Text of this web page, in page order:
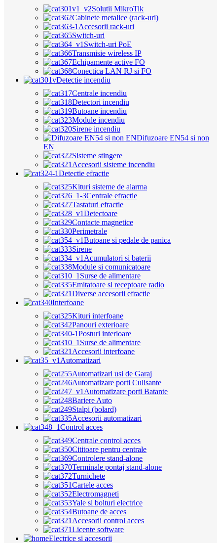
Solutii MikroTik
Cabinete metalice (rack-uri)
Accesorii rack-uri
Switch-uri
Switch-uri PoE
Transmisie wireless IP
Echipamente active FO
Conectica LAN RJ si FO
Detectie incendiu
Centrale incendiu
Detectori incendiu
Butoane incendiu
Module incendiu
Sirene incendiu
Difuzoare EN54 si non
EN
Sisteme stingere
Accesorii sisteme incendiu
Detectie efractie
Kituri sisteme de alarma
Centrale efractie
Tastaturi efractie
Detectoare
Contacte magnetice
Perimetrale
Butoane si pedale de panica
Sirene
Acumulatori si baterii
Module si comunicatoare
Surse de alimentare
Emitatoare si receptoare radio
Diverse accesorii efractie
Interfoane
Kituri interfoane
Panouri exterioare
Posturi interioare
Surse de alimentare
Accesorii interfoane
Automatizari
Automatizari usi de Garaj
Automatizare porti Culisante
Automatizare porti Batante
Bariere Auto
Stalpi (bolard)
Accesorii automatizari
Control acces
Centrale control acces
Cititoare pentru centrale
Controlere stand-alone
Terminale pontaj stand-alone
Turnichete
Cartele acces
Electromagneti
Yale si bolturi electrice
Butoane de acces
Accesorii control acces
Licente software
Electrice si accesorii